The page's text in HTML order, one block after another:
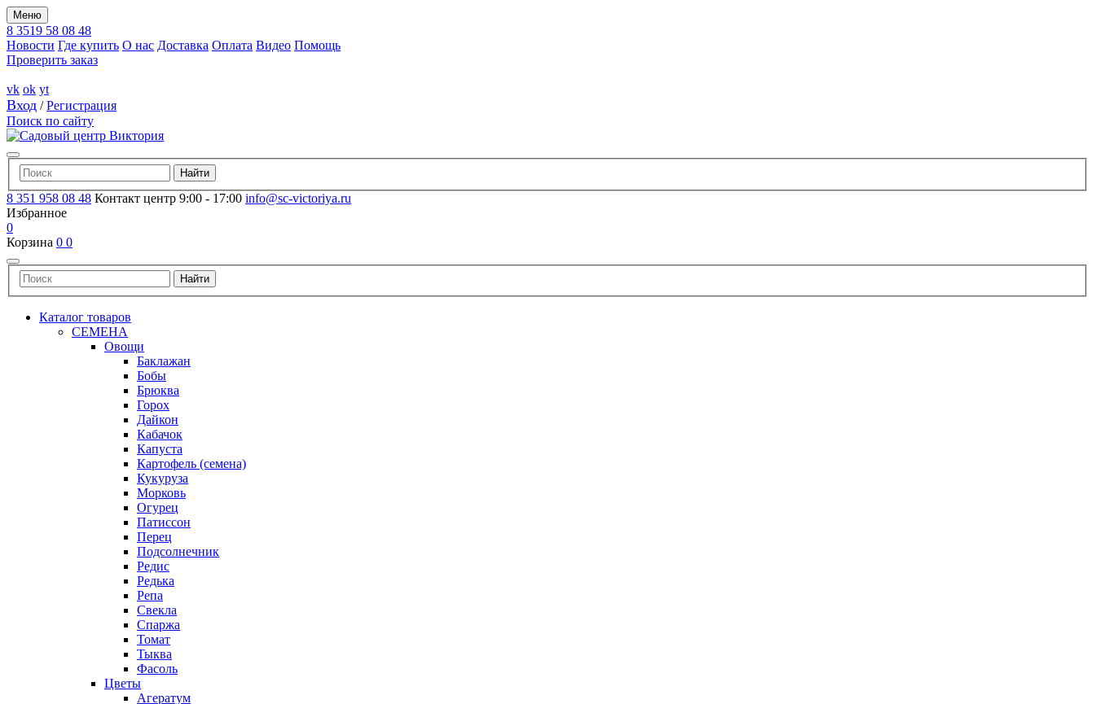
Меню
8 3519 58 08 48
Новости Где купить О нас Доставка Оплата Видео Помощь
Проверить заказ
vk ok yt
Вход /Регистрация
Поиск по сайту
8 351 958 08 48 Контакт центр 9:00 - 17:00 info@sc-victoriya.ru
Избранное
0
Корзина 0 0
Каталог товаров
СЕМЕНА
Овощи
Баклажан
Бобы
Брюква
Горох
Дайкон
Кабачок
Капуста
Картофель (семена)
Кукуруза
Морковь
Огурец
Патиссон
Перец
Подсолнечник
Редис
Редька
Репа
Свекла
Спаржа
Томат
Тыква
Фасоль
Цветы
Агератум